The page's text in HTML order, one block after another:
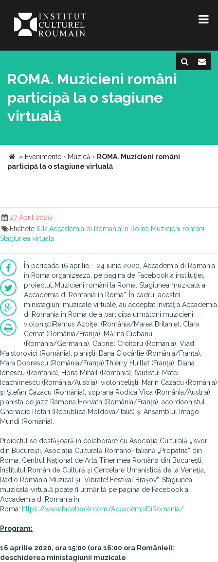
ROMA. Muzicieni români
participă la o stagiune
virtuală
» Evenimente › Muzică › ROMA. Muzicieni români
participă la o stagiune virtuală
27 April 2020
Etichete ICR Accademia di Romania in Roma Muzicieni romani
Stagiunea virtuala
În perioada 16 aprilie – 24 iunie 2020, Accademia di Romania
in Roma organizează, pe pagina de Facebook a instituţiei,
proiectul„Muzicieni români la Roma. Stagiunea muzicală a
Accademia di Romania in Roma”. În cadrul acestei
ministagiuni muzicale virtuale, au acceptat invitaţia Accademia
di Romania in Roma de a participa următorii muzicieni:
violoniştiiRemus Azoiţei (România/Marea Britanie), Clara
Cernat (România/Franţa), Mălina Ciobanu
(România/Germania), Gabriel Croitoru (România), Vlad
Maistorovici (România), pianiştii Dana Ciocârlie (România/Franţa),
Mara Dobrescu (România/Franţa),Thierry Huillet (Franţa), Diana
Ionescu (România), Horia Mihail (România), flautistul Matei
Ioachimescu (România/Austria), violonceliştii Marin Cazacu (România)
şi Ştefan Cazacu (România), soprana Rodica Vica (România/Austria),
pianista de jazz Ramona Horvath (România/Franţa), acordeonistul
Ghenadie Rotari (Republica Moldova/Italia) şi Ansamblul Imago
Mundi (România).
Proiectul se desfăşoară în colaborare cu Asociaţia Culturală „Isvor”
din Bucureşti, Asociaţia Culturală Româno-Italiană „Propatria” din
Roma, Centrul Naţional de Artă Tinerimea Română din Bucureşti,
Institutul Român de Cultură şi Cercetare Umanistică de la Veneţia,
Radio România Muzical şi „Vibrate! Festival Braşov”. Stagiunea
muzicală virtuală poate fi urmărită pe pagina de Facebook a
Accademia di Romania in
Roma: https://www.facebook.com/AccademiaDiRomania/
Program:
16 aprilie 2020, ora 15:00 (ora 16:00 ora României):
deschiderea ministagiunii muzicale